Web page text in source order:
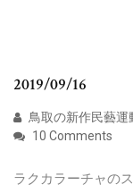
2019/09/16
鳥取の新作民藝運
10 Comments
ラクカラーチャの